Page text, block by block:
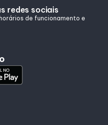
redes sociais
de funcionamento e